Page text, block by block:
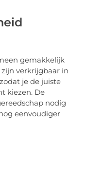
gemakkelijk
verkrijgbaar in
je de juiste
kiezen. De
nodig
eenvoudiger